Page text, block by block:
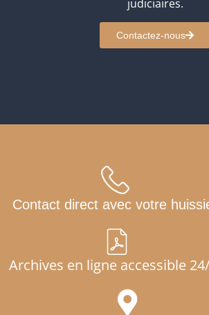
judiciaires.
Contactez-nous
Contact direct avec votre
Archives en ligne accessible